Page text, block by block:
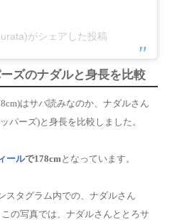
がシェアした投稿
ズのナダルと身長を比較
はサバ読みなのか、ナダルさん
パーズ)と身長を比較しました。
ールで178cm となっています。
スタグラム内での、ナダルさん
の写真では、ナダルさんととろサ